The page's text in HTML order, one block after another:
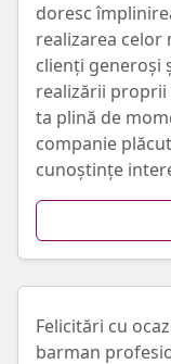
doresc
realizarea celor
clienți generoși
realizării proprii
ta plină de
companie
cunoștințe
Felicitări cu
barman